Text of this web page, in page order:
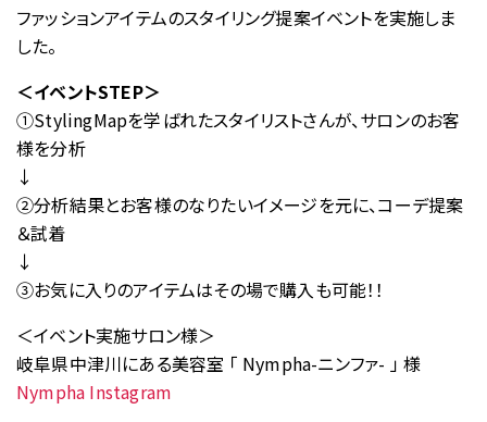
Tel:
Fax:03-5464-0790
ファッションアイテムのスタイリング提案イベントを実施しま
した。
＜イベントSTEP＞
➀StylingMapを学ばれたスタイリストさんが、サロンのお客
様を分析
↓
➁分析結果とお客様のなりたいイメージを元に、コーデ提案
＆試着
↓
➂お気に入りのアイテムはその場で購入も可能！！
＜イベント実施サロン様＞
岐阜県中津川にある美容室 「 Nympha-ニンファ- 」 様
Nympha Instagram